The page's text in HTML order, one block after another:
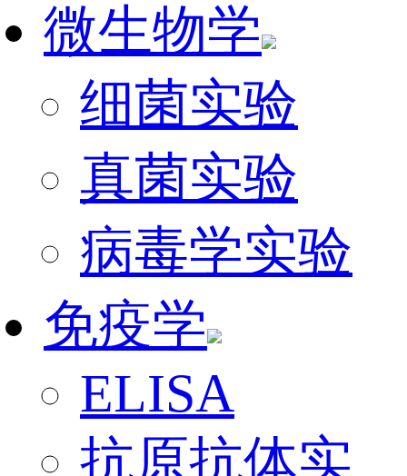
微生物学
细菌实验
真菌实验
病毒学实验
免疫学
ELISA
抗原抗体实